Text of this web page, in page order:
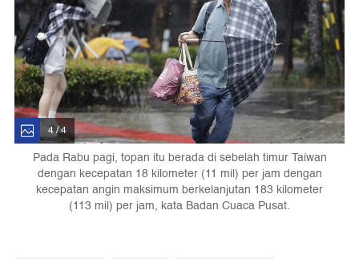
4 / 4
Pada Rabu pagi, topan itu berada di sebelah timur Taiwan
dengan kecepatan 18 kilometer (11 mil) per jam dengan
kecepatan angin maksimum berkelanjutan 183 kilometer
(113 mil) per jam, kata Badan Cuaca Pusat.